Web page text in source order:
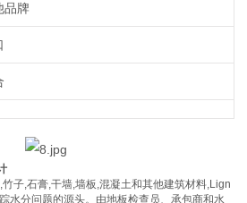
品牌
子,石膏,干墙,墙板,混凝土和其他建筑材料,Lign
水分问题的源头。由地板检查员、承包商和水